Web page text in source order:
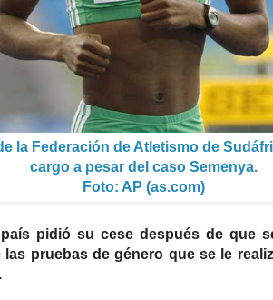
la Federación de Atletismo de
cargo a pesar del caso Semenya.
Foto: AP (as.com)
pidió su cese después de que
las pruebas de género que se le